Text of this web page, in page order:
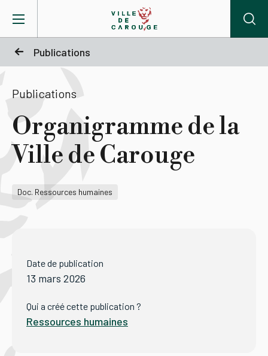
Publications
Mairie
Vie pratique
Actualités
Lieux
Publications
Organigramme de la
Ville de Carouge
Doc. Ressources humaines
Date de publication
13 mars 2026
Qui a créé cette publication ?
Ressources humaines